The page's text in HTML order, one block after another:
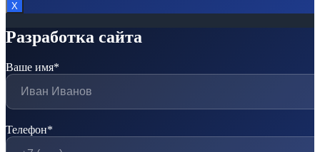
Х
Разработка сайта
Ваше имя*
Телефон*